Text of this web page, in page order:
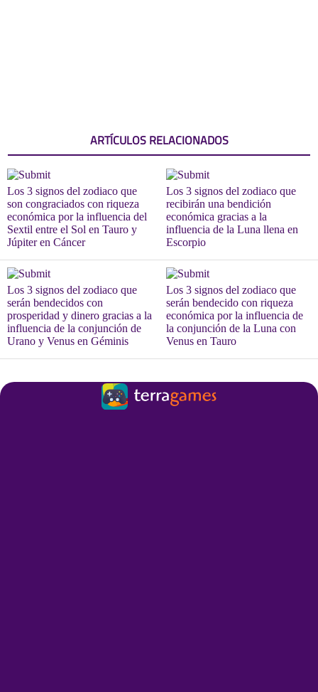
ARTÍCULOS RELACIONADOS
Los 3 signos del zodiaco que
son congraciados con riqueza
económica por la influencia del
Sextil entre el Sol en Tauro y
Júpiter en Cáncer
Los 3 signos del zodiaco que
recibirán una bendición
económica gracias a la
influencia de la Luna llena en
Escorpio
Los 3 signos del zodiaco que
serán bendecidos con
prosperidad y dinero gracias a la
influencia de la conjunción de
Urano y Venus en Géminis
Los 3 signos del zodiaco que
serán bendecido con riqueza
económica por la influencia de
la conjunción de la Luna con
Venus en Tauro